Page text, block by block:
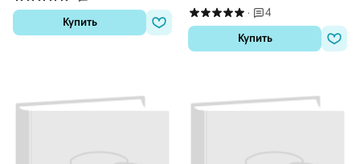
Инструкция по выполнению
экзаменационной работы.
Критерии оценивания.
Купить
·
4
Купить